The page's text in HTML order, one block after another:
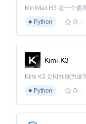
Python
0
Kimi-K3
Python
0